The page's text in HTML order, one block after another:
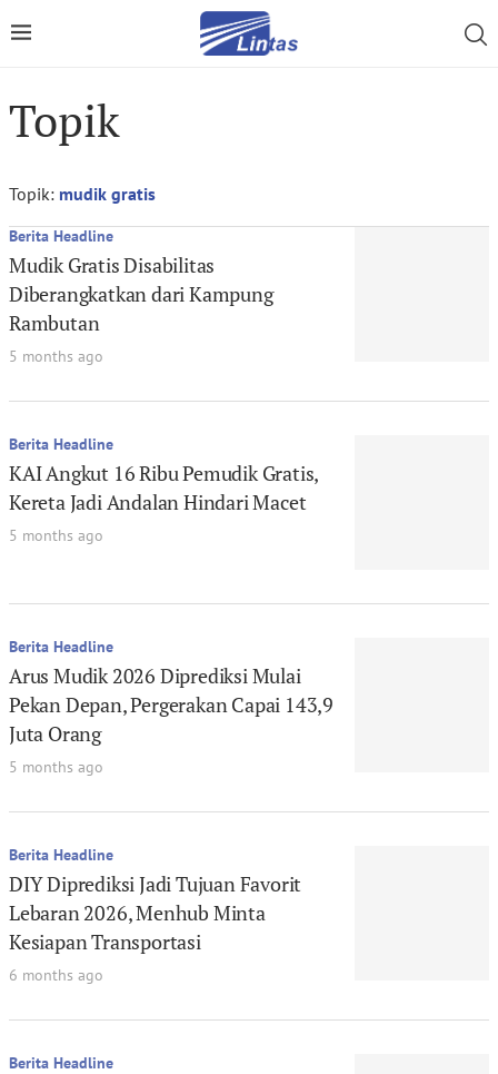
Topik
Topik: mudik gratis
Berita Headline
Mudik Gratis Disabilitas
Diberangkatkan dari Kampung
Rambutan
5 months ago
Berita Headline
KAI Angkut 16 Ribu Pemudik Gratis,
Kereta Jadi Andalan Hindari Macet
5 months ago
Berita Headline
Arus Mudik 2026 Diprediksi Mulai
Pekan Depan, Pergerakan Capai 143,9
Juta Orang
5 months ago
Berita Headline
DIY Diprediksi Jadi Tujuan Favorit
Lebaran 2026, Menhub Minta
Kesiapan Transportasi
6 months ago
Berita Headline